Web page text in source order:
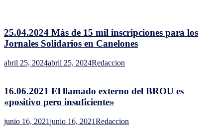
25.04.2024 Más de 15 mil inscripciones para los
Jornales Solidarios en Canelones
abril 25, 2024abril 25, 2024Redaccion
16.06.2021 El llamado externo del BROU es
«positivo pero insuficiente»
junio 16, 2021junio 16, 2021Redaccion